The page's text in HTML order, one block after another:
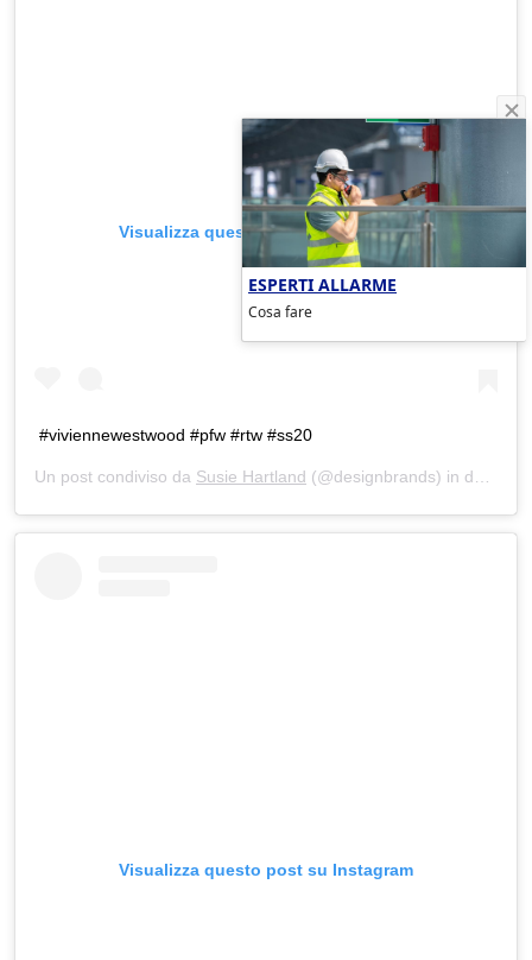
Visualizza questo post su Instagram
#viviennewestwood #pfw #rtw #ss20
Un post condiviso da Susie Hartland (@designbrands) in data:
Visualizza questo post su Instagram
ESPERTI ALLARME
Cosa fare